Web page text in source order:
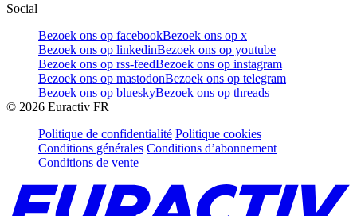
Social
Bezoek ons op facebookBezoek ons op x
Bezoek ons op linkedinBezoek ons op youtube
Bezoek ons op rss-feedBezoek ons op instagram
Bezoek ons op mastodonBezoek ons op telegram
Bezoek ons op blueskyBezoek ons op threads
© 2026 Euractiv FR
Politique de confidentialité Politique cookies
Conditions générales Conditions d’abonnement
Conditions de vente